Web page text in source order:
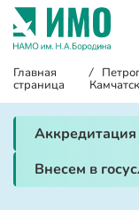
Главная
страница
/
Внесем в